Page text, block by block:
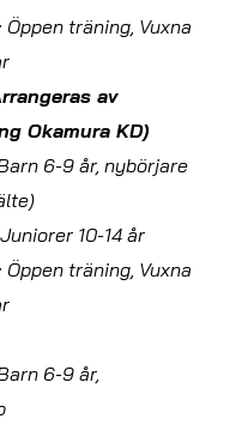
träning, Vuxna
av
Okamura KD)
6-9 år, nybörjare
10-14 år
Öppen träning, Vuxna
6-9 år,